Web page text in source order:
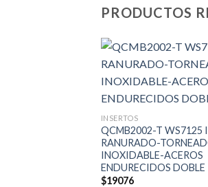
PRODUCTOS
INSERTOS
QCMB2002-T WS7125
RANURADO-
INOXIDABLE-ACEROS
ENDURECIDOS
$19076